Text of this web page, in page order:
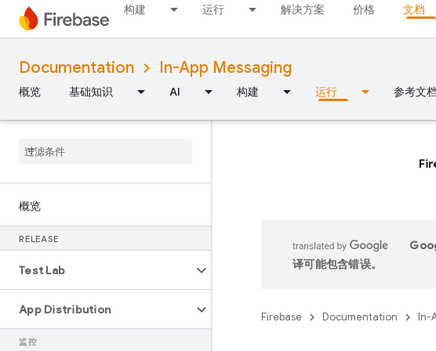
构建 运行 解决方案 价格 文档
Documentation In-App Messaging
概览 基础知识 AI 构建 运行 参考文档
概览
RELEASE
Test Lab
App Distribution
监控
译可能包含错误。
Firebase Documentation In-